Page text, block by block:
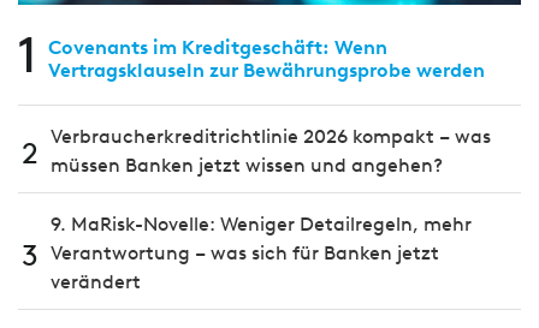
1
Covenants im Kreditgeschäft: Wenn
Vertragsklauseln zur Bewährungsprobe werden
2 Verbraucherkreditrichtlinie 2026 kompakt – was
müssen Banken jetzt wissen und angehen?
3
9. MaRisk-Novelle: Weniger Detailregeln, mehr
Verantwortung – was sich für Banken jetzt
verändert